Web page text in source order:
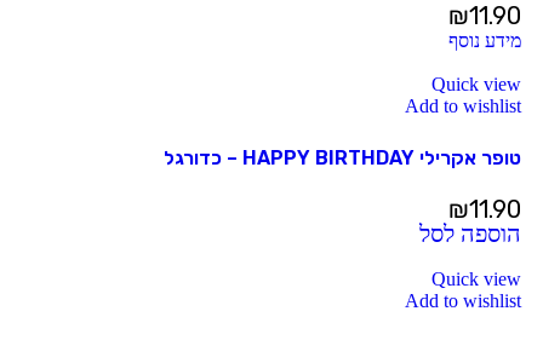
₪11.90
מידע נוסף
Quick view
Add to wishlist
טופר אקרילי HAPPY BIRTHDAY – כדורגל
₪11.90
הוספה לסל
Quick view
Add to wishlist